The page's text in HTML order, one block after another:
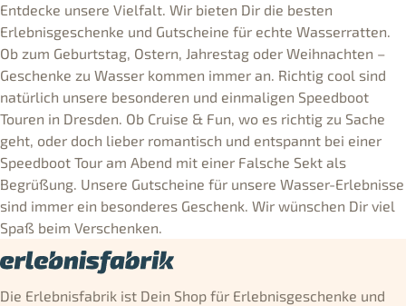
Entdecke unsere Vielfalt. Wir bieten Dir die besten
Erlebnisgeschenke und Gutscheine für echte Wasserratten.
Ob zum Geburtstag, Ostern, Jahrestag oder Weihnachten –
Geschenke zu Wasser kommen immer an. Richtig cool sind
natürlich unsere besonderen und einmaligen Speedboot
Touren in Dresden. Ob Cruise & Fun, wo es richtig zu Sache
geht, oder doch lieber romantisch und entspannt bei einer
Speedboot Tour am Abend mit einer Falsche Sekt als
Begrüßung. Unsere Gutscheine für unsere Wasser-Erlebnisse
sind immer ein besonderes Geschenk. Wir wünschen Dir viel
Spaß beim Verschenken.
Die Erlebnisfabrik ist Dein Shop für Erlebnisgeschenke und